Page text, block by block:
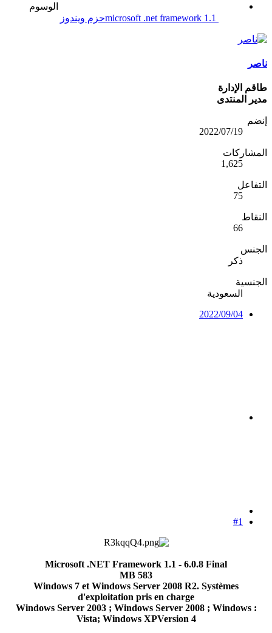
الوسوم
microsoft .net framework 1.1حزم ويندوز
ناصر
طاقم الإدارة
مدير المنتدى
إنضم
2022/07/19
المشاركات
1,625
التفاعل
75
النقاط
66
الجنس
ذكر
الجنسية
السعودية
2022/09/04
#1
Microsoft .NET Framework 1.1 - 6.0.8 Final
583 MB
Windows 7 et Windows Server 2008 R2. Systèmes
d'exploitation pris en charge
: Windows Server 2003 ; Windows Server 2008 ; Windows
Vista; Windows XPVersion 4